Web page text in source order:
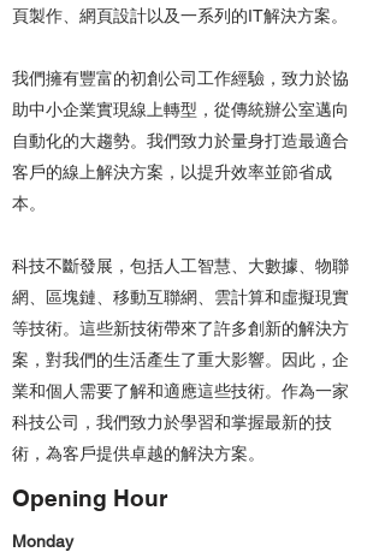
頁製作、網頁設計以及一系列的IT解決方案。
我們擁有豐富的初創公司工作經驗，致力於協
助中小企業實現線上轉型，從傳統辦公室邁向
自動化的大趨勢。我們致力於量身打造最適合
客戶的線上解決方案，以提升效率並節省成
本。
科技不斷發展，包括人工智慧、大數據、物聯
網、區塊鏈、移動互聯網、雲計算和虛擬現實
等技術。這些新技術帶來了許多創新的解決方
案，對我們的生活產生了重大影響。因此，企
業和個人需要了解和適應這些技術。作為一家
科技公司，我們致力於學習和掌握最新的技
術，為客戶提供卓越的解決方案。
Opening Hour
Monday